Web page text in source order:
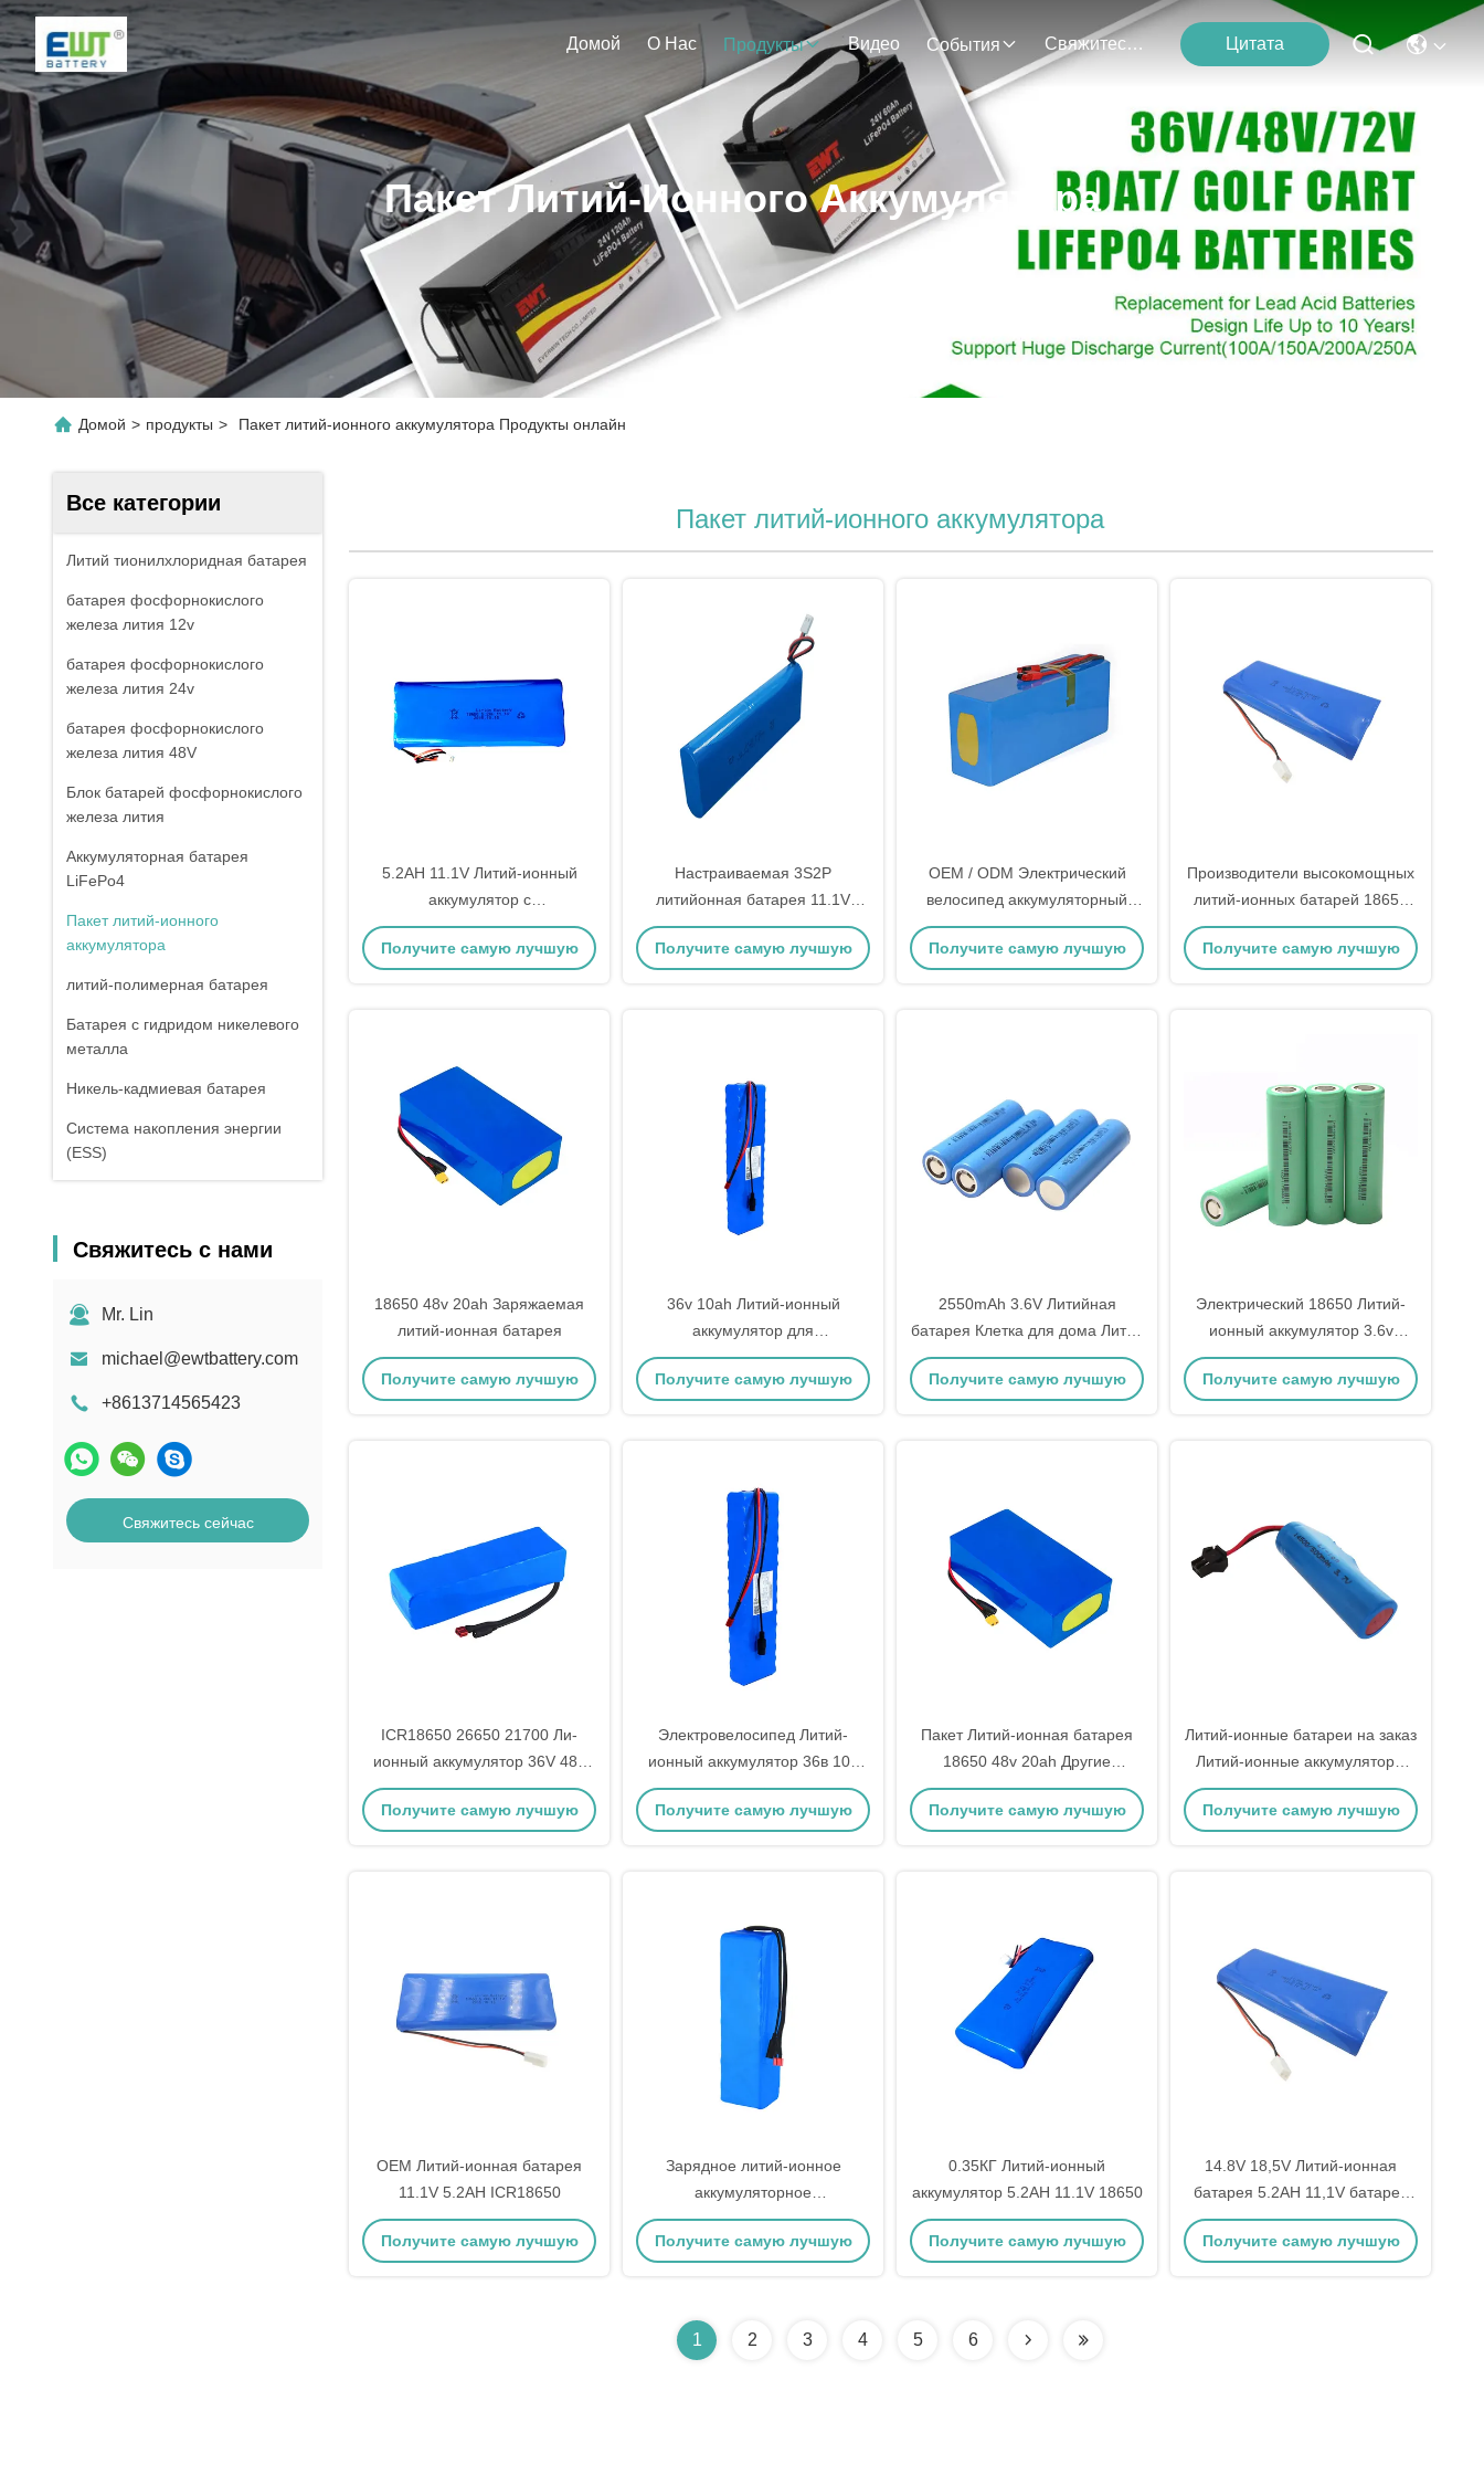
Домой О Нас Продукты Видео События Свяжитесь С Нами Цитата
Пакет Литий-Ионного Аккумулятора
Домой > продукты > Пакет литий-ионного аккумулятора Продукты онлайн
Все категории
Литий тионилхлоридная батарея
батарея фосфорнокислого
железа лития 12v
батарея фосфорнокислого
железа лития 24v
батарея фосфорнокислого
железа лития 48V
Блок батарей фосфорнокислого
железа лития
Аккумуляторная батарея
LiFePo4
Пакет литий-ионного
аккумулятора
литий-полимерная батарея
Батарея с гидридом никелевого
металла
Никель-кадмиевая батарея
Система накопления энергии
(ESS)
Свяжитесь с нами
Mr. Lin
michael@ewtbattery.com
+8613714565423
Свяжитесь сейчас
Пакет литий-ионного аккумулятора
5.2AH 11.1V Литий-ионный
аккумулятор с
перезаряжаемым материалом
анода
Получите самую лучшую
Настраиваемая 3S2P
литийонная батарея 11.1V
5.2AH ICR18650
Получите самую лучшую
OEM / ODM Электрический
велосипед аккумуляторный
пакет 18650 Литий-ионный
аккумулятор 24v 20ah
Получите самую лучшую
Производители высокомощных
литий-ионных батарей 18650
11.1V 5.2AH CE
Получите самую лучшую
18650 48v 20ah Заряжаемая
литий-ионная батарея
Получите самую лучшую
36v 10ah Литий-ионный
аккумулятор для
электрического велосипеда
перезаряжаемый
Получите самую лучшую
2550mAh 3.6V Литийная
батарея Клетка для дома Литий
18650 Аккумулятор
Получите самую лучшую
Электрический 18650 Литий-
ионный аккумулятор 3.6v
3200mah
Получите самую лучшую
ICR18650 26650 21700 Ли-
ионный аккумулятор 36V 48v
для электрического велосипеда
Получите самую лучшую
Электровелосипед Литий-
ионный аккумулятор 36в 10а
аккумулятор длительный срок
службы
Получите самую лучшую
Пакет Литий-ионная батарея
18650 48v 20ah Другие
анодные материалы
Получите самую лучшую
Литий-ионные батареи на заказ
Литий-ионные аккумуляторы
3.7v 500mah
Получите самую лучшую
OEM Литий-ионная батарея
11.1V 5.2AH ICR18650
Получите самую лучшую
Зарядное литий-ионное
аккумуляторное
комплектующее 48в 10ах
Электрический скутер
Получите самую лучшую
0.35КГ Литий-ионный
аккумулятор 5.2AH 11.1V 18650
Получите самую лучшую
14.8V 18,5V Литий-ионная
батарея 5.2AH 11,1V батарея
медицинского оборудования
Получите самую лучшую
1 2 3 4 5 6